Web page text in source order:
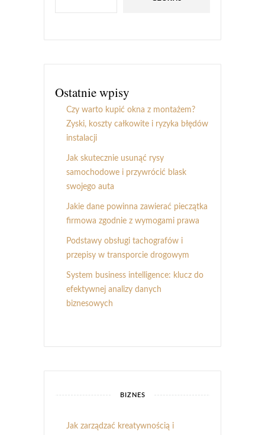
Ostatnie wpisy
Czy warto kupić okna z montażem?
Zyski, koszty całkowite i ryzyka błędów
instalacji
Jak skutecznie usunąć rysy
samochodowe i przywrócić blask
swojego auta
Jakie dane powinna zawierać pieczątka
firmowa zgodnie z wymogami prawa
Podstawy obsługi tachografów i
przepisy w transporcie drogowym
System business intelligence: klucz do
efektywnej analizy danych
biznesowych
BIZNES
Jak zarządzać kreatywnością i